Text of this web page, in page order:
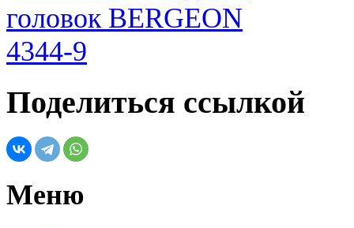
Поделиться ссылкой
Меню